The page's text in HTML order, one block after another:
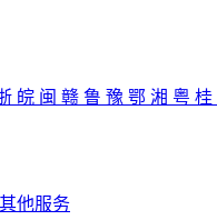
皖 闽 赣 鲁 豫 鄂 湘 粤 桂
其他服务